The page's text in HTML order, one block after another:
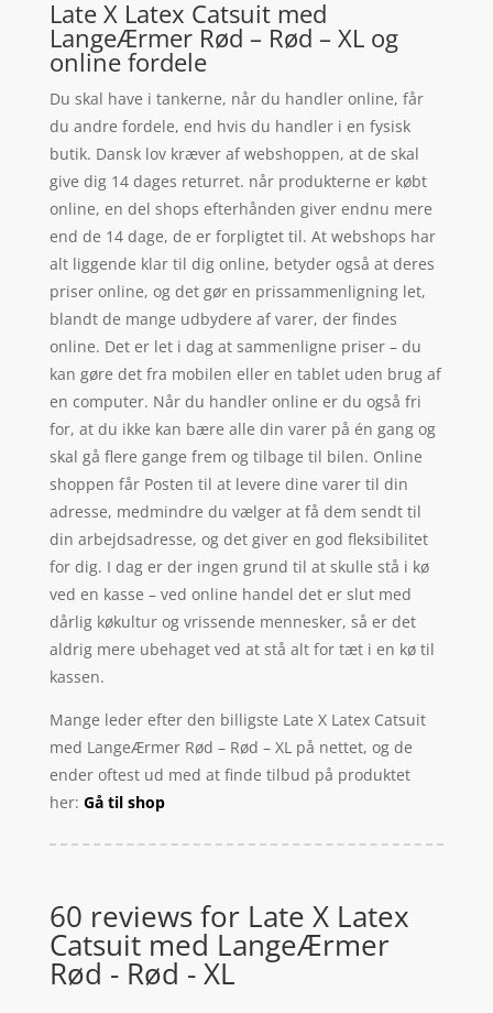
Late X Latex Catsuit med
LangeÆrmer Rød – Rød – XL og
online fordele
Du skal have i tankerne, når du handler online, får
du andre fordele, end hvis du handler i en fysisk
butik. Dansk lov kræver af webshoppen, at de skal
give dig 14 dages returret. når produkterne er købt
online, en del shops efterhånden giver endnu mere
end de 14 dage, de er forpligtet til. At webshops har
alt liggende klar til dig online, betyder også at deres
priser online, og det gør en prissammenligning let,
blandt de mange udbydere af varer, der findes
online. Det er let i dag at sammenligne priser – du
kan gøre det fra mobilen eller en tablet uden brug af
en computer. Når du handler online er du også fri
for, at du ikke kan bære alle din varer på én gang og
skal gå flere gange frem og tilbage til bilen. Online
shoppen får Posten til at levere dine varer til din
adresse, medmindre du vælger at få dem sendt til
din arbejdsadresse, og det giver en god fleksibilitet
for dig. I dag er der ingen grund til at skulle stå i kø
ved en kasse – ved online handel det er slut med
dårlig køkultur og vrissende mennesker, så er det
aldrig mere ubehaget ved at stå alt for tæt i en kø til
kassen.
Mange leder efter den billigste Late X Latex Catsuit
med LangeÆrmer Rød – Rød – XL på nettet, og de
ender oftest ud med at finde tilbud på produktet
her: Gå til shop
60 reviews for Late X Latex
Catsuit med LangeÆrmer
Rød - Rød - XL